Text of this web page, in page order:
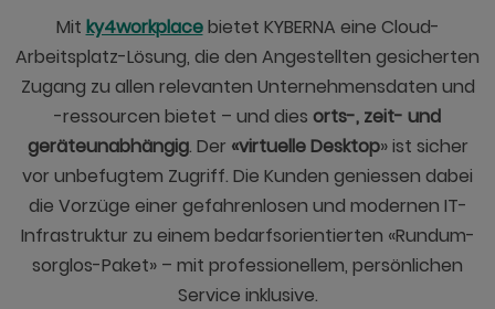
Mit ky4workplacebietet KYBERNA eine Cloud-
Arbeitsplatz-Lösung, die den Angestellten gesicherten
Zugang zu allen relevanten Unternehmensdaten und
-ressourcen bietet – und dies orts-, zeit- und
geräteunabhängig. Der «virtuelle Desktop» ist sicher
vor unbefugtem Zugriff. Die Kunden geniessen dabei
die Vorzüge einer gefahrenlosen und modernen IT-
Infrastruktur zu einem bedarfsorientierten «Rundum-
sorglos-Paket» – mit professionellem, persönlichen
Service inklusive.